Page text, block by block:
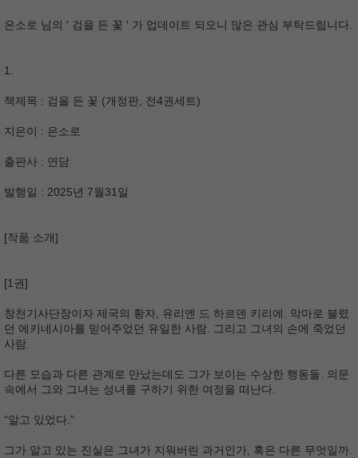
은소로 님의 ' 검을 든 꽃 ' 가 업데이트 되오니 많은 관심 부탁드립니다.
1.
책제목 : 검을 든 꽃 (개정판, 전4권세트)
지은이 : 은소로
출판사 : 연담
발행일 : 2025년 7월31일
[작품 소개]
[1권]
창천기사단장이자 제국의 황자, 유리엔 드 하르덴 키리에. 악마로 불렸
던 에키네시아를 믿어주었던 유일한 사람. 그리고 그녀의 손에 죽었던
사람.
다른 모습과 다른 관계로 만났는데도 그가 보이는 수상한 행동들. 의문
속에서 그와 그녀는 성녀를 구하기 위한 여정을 떠난다.
“알고 있었다.”
그가 알고 있는 진실은 그녀가 지워버린 과거인가, 혹은 다른 무엇일까.